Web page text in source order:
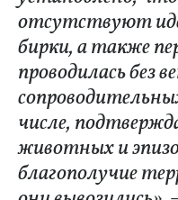
отсутствуют
бирки, а также
проводилась без
числе,
животных и
благополучие